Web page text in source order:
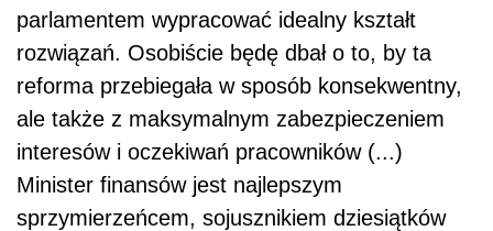
parlamentem wypracować idealny kształt
rozwiązań. Osobiście będę dbał o to, by ta
reforma przebiegała w sposób konsekwentny,
ale także z maksymalnym zabezpieczeniem
interesów i oczekiwań pracowników (...)
Minister finansów jest najlepszym
sprzymierzeńcem, sojusznikiem dziesiątków